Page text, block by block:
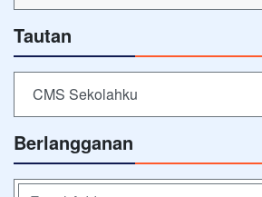
Tautan
CMS Sekolahku
Berlangganan